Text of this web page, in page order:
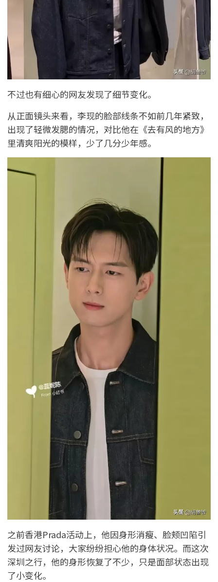
不过也有细心的网友发现了细节变化。
从正面镜头来看，李现的脸部线条不如前几年紧致，
出现了轻微发腮的情况，对比他在《去有风的地方》
里清爽阳光的模样，少了几分少年感。
之前香港Prada活动上，他因身形消瘦、脸颊凹陷引
发过网友讨论，大家纷纷担心他的身体状况。而这次
深圳之行，他的身形恢复了不少，只是面部状态出现
了小变化。